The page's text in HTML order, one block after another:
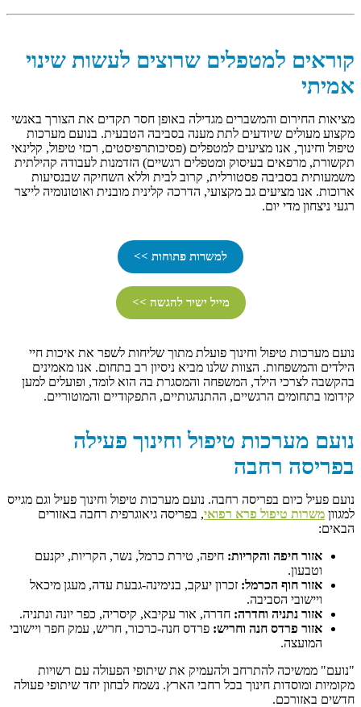
קוראים למטפלים שרוצים לעשות שינוי
אמיתי
מציאות החירום והמשברים מגדילה באופן חסר תקדים את הצורך באנשי
מקצוע מעולים שיודעים לתת מענה בסביבה הטבעית. בנועם מערכות
טיפול וחינוך, אנו מציעים למטפלים (פסיכותרפיסטים, רכזי טיפול, קלינאי
תקשורת, מרפאים בעיסוק ומטפלים רגשיים) הזדמנות לעבודה קהילתית
משמעותית בסביבה פסטורלית, קרוב לבית וללא השחיקה שבנסיעות
ארוכות. אנו מציעים גב מקצועי, הדרכה קלינית מובנית ואוטונומיה לייצר
רגעי ניצחון מדי יום.
למשרות פתוחות >>
מייל ישיר להגשה >>
נועם מערכות טיפול וחינוך פועלת מתוך שליחות לשפר את איכות חיי
הילדים והמשפחות. הצוות שלנו מביא ניסיון רב בתחום. אנו מאמינים
בהקשבה לצרכי הילד, המשפחה והמסגרת בה הוא לומד, ופועלים למען
קידומו בתחומים הרגשיים, ההתנהגותיים, התפקודיים והמוטוריים.
נועם מערכות טיפול וחינוך פעילה
בפריסה רחבה
נועם פעיל כיום בפריסה רחבה. נועם מערכות טיפול וחינוך פעיל וגם מגייס
למגוון משרות טיפול פרא רפואי, בפריסה גיאוגרפית רחבה באזורים
הבאים:
אזור חיפה והקריות: חיפה, טירת כרמל, נשר, הקריות, יקנעם
וטבעון.
אזור חוף הכרמל: זכרון יעקב, בנימינה-גבעת עדה, מעגן מיכאל
ויישובי הסביבה.
אזור נתניה וחדרה: חדרה, אור עקיבא, קיסריה, כפר יונה ונתניה.
אזור פרדס חנה וחריש: פרדס חנה-כרכור, חריש, עמק חפר ויישובי
המועצה.
"נועם" ממשיכה להתרחב ולהעמיק את שיתופי הפעולה עם רשויות
מקומיות ומוסדות חינוך בכל רחבי הארץ. נשמח לבחון יחד שיתופי פעולה
חדשים באזורכם.